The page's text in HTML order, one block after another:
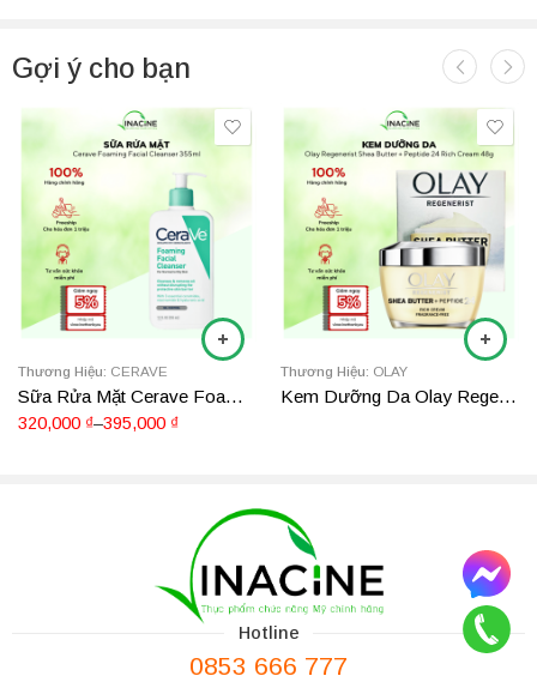
da chất lượng cao giúp cung cấp nhiều dưỡng chất có lợi cho
vùng này. Với công thức độc đáo, sản phẩm giúp cải thiện tình
trạng da lão hóa đem lại làn da mịn màng, mềm mại hơn bao giờ
Gợi ý cho bạn
Thương Hiệu: CERAVE
Sữa Rửa Mặt Cerave Foaming Facial Cleanser 355ml
320,000 ₫–395,000 ₫
473ml
355ml
Thương Hiệu: OLAY
Kem Dưỡng Da Olay Regenerist Shea Butter + Peptide 24 48g
Hotline
0853 666 777